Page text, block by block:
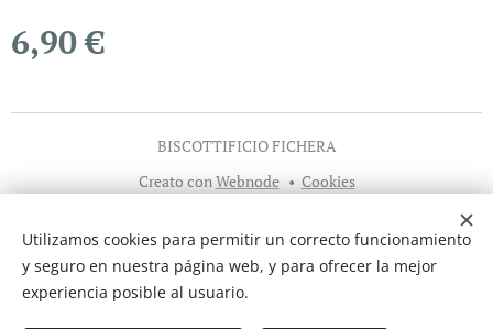
6,90€
BISCOTTIFICIO FICHERA
Creato conWebnode Cookies
Italiano
English Español Deutsch
Utilizamos cookies para permitir un correcto funcionamiento
y seguro en nuestra página web, y para ofrecer la mejor
experiencia posible al usuario.